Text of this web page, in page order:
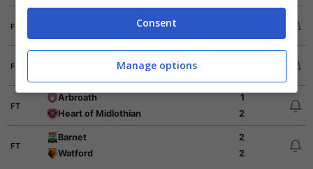
FT
FT
FT
Arbroath
1
Heart of Midlothian
2
FT
Barnet
2
Watford
2
Consent
Manage options